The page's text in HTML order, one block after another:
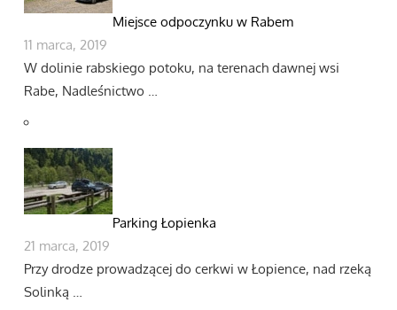
Miejsce odpoczynku w Rabem
11 marca, 2019
W dolinie rabskiego potoku, na terenach dawnej wsi
Rabe, Nadleśnictwo …
Parking Łopienka
21 marca, 2019
Przy drodze prowadzącej do cerkwi w Łopience, nad rzeką
Solinką …